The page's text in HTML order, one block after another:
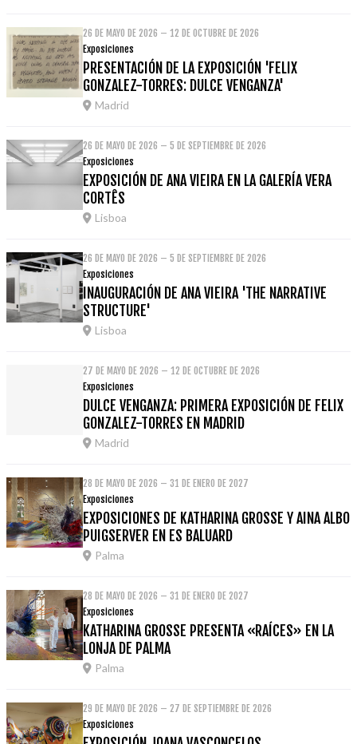
26 DE MAYO DE 2026 – 12 DE OCTUBRE DE 2026
Exposiciones
PRESENTACIÓN DE LA EXPOSICIÓN 'FELIX
GONZALEZ-TORRES: DULCE VENGANZA'
Madrid
26 DE MAYO DE 2026 – 5 DE SEPTIEMBRE DE 2026
Exposiciones
EXPOSICIÓN DE ANA VIEIRA EN LA GALERÍA VERA
CORTÊS
Lisboa
26 DE MAYO DE 2026 – 5 DE SEPTIEMBRE DE 2026
Exposiciones
INAUGURACIÓN DE ANA VIEIRA 'THE NARRATIVE
STRUCTURE'
Lisboa
27 DE MAYO DE 2026 – 12 DE OCTUBRE DE 2026
Exposiciones
DULCE VENGANZA: PRIMERA EXPOSICIÓN DE FELIX
GONZALEZ-TORRES EN MADRID
Madrid
28 DE MAYO DE 2026 – 31 DE ENERO DE 2027
Exposiciones
EXPOSICIONES DE KATHARINA GROSSE Y AINA ALBO
PUIGSERVER EN ES BALUARD
Palma
28 DE MAYO DE 2026 – 31 DE ENERO DE 2027
Exposiciones
KATHARINA GROSSE PRESENTA «RAÍCES» EN LA
LONJA DE PALMA
Palma
29 DE MAYO DE 2026 – 27 DE SEPTIEMBRE DE 2026
Exposiciones